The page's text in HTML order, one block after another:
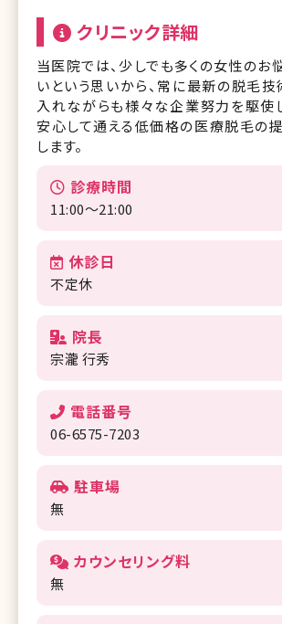
クリニック詳細
当医院では、少しでも多くの女性のお
いという思いから、常に最新の脱毛技
入れながらも様々な企業努力を駆使
安心して通える低価格の医療脱毛の
します。
診療時間
11:00～21:00
休診日
不定休
院長
宗瀧 行秀
電話番号
06-6575-7203
駐車場
無
カウンセリング料
無